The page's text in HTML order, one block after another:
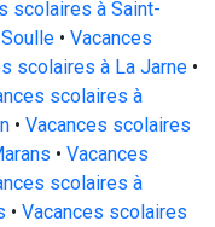
scolaires à Saint-
• Vacances
scolaires à La Jarne •
scolaires à
• Vacances scolaires
• Vacances
scolaires à
• Vacances scolaires